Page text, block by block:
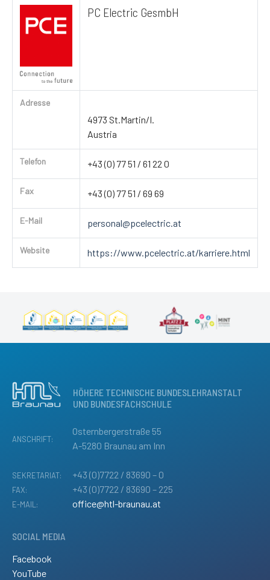
PC Electric GesmbH
Adresse
4973 St.Martin/I.
Austria
Telefon +43 (0) 77 51 / 61 22 0
Fax +43 (0) 77 51 / 69 69
E-Mail personal@pcelectric.at
Website https://www.pcelectric.at/karriere.html
HÖHERE TECHNISCHE BUNDESLEHRANSTALT
UND BUNDESFACHSCHULE
ANSCHRIFT:
Osternbergerstraße 55
A-5280 Braunau am Inn
SEKRETARIAT: +43 (0)7722 / 83690 – 0
FAX: +43 (0)7722 / 83690 – 225
E-MAIL: office@htl-braunau.at
SOCIAL MEDIA
Facebook
YouTube